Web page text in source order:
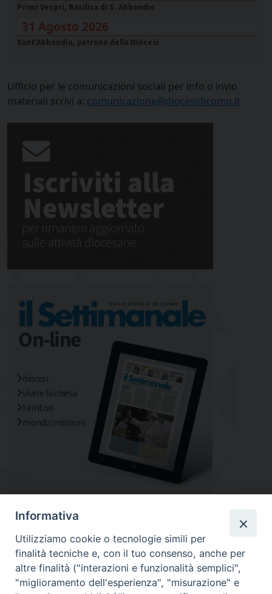
Primi Vespri, Basilica di S. Abbondio
31 Agosto 2026
Sant'Abbondio, patrono della Diocesi
Ufficio per le comunicazioni sociali per info o invio
materiali scrivi a: comunicazione@diocesidicomo.it
diocesi
vivere la chiesa
territori
mondo/missioni
Informativa
Utilizziamo cookie o tecnologie simili per
finalità tecniche e, con il tuo consenso, anche per
altre finalità ("interazioni e funzionalità semplici",
"miglioramento dell'esperienza", "misurazione" e